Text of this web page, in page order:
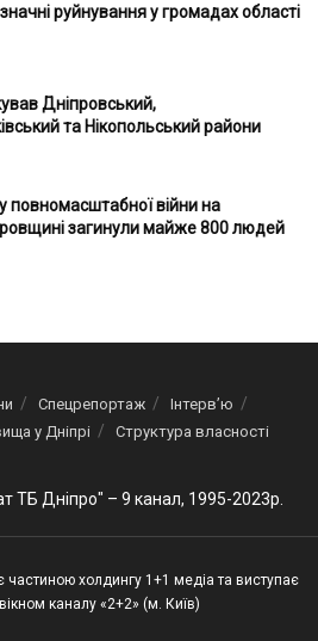
руйнування у громадах області
Дніпровський,
та Нікопольський райони
повномасштабної війни на
загинули майже 800 людей
Спецрепортаж
Інтерв’ю
у Дніпрі Структура власності
ТБ Дніпро" – 9 канал, 1995-2023р.
частиною холдингу 1+1 медіа та виступає
каналу «2+2» (м. Київ)